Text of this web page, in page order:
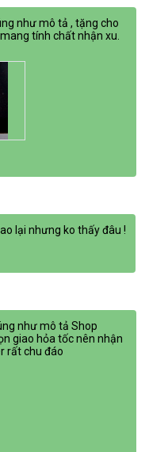
như mô tả , tặng cho
tính chất nhận xu.
lại nhưng ko thấy đâu !
như mô tả Shop
giao hỏa tốc nên nhận
rất chu đáo